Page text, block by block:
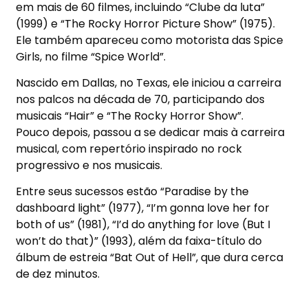
em mais de 60 filmes, incluindo “Clube da luta”
(1999) e “The Rocky Horror Picture Show” (1975).
Ele também apareceu como motorista das Spice
Girls, no filme “Spice World”.
Nascido em Dallas, no Texas, ele iniciou a carreira
nos palcos na década de 70, participando dos
musicais “Hair” e “The Rocky Horror Show”.
Pouco depois, passou a se dedicar mais à carreira
musical, com repertório inspirado no rock
progressivo e nos musicais.
Entre seus sucessos estão “Paradise by the
dashboard light” (1977), “I’m gonna love her for
both of us” (1981), “I’d do anything for love (But I
won’t do that)” (1993), além da faixa-título do
álbum de estreia “Bat Out of Hell”, que dura cerca
de dez minutos.